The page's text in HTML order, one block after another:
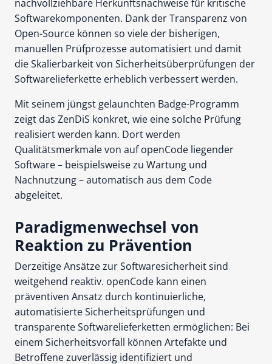
nachvollziehbare Herkunftsnachweise für kritische
Softwarekomponenten. Dank der Transparenz von
Open-Source können so viele der bisherigen,
manuellen Prüfprozesse automatisiert und damit
die Skalierbarkeit von Sicherheitsüberprüfungen der
Softwarelieferkette erheblich verbessert werden.
Mit seinem jüngst gelaunchten Badge-Programm
zeigt das ZenDiS konkret, wie eine solche Prüfung
realisiert werden kann. Dort werden
Qualitätsmerkmale von auf openCode liegender
Software – beispielsweise zu Wartung und
Nachnutzung – automatisch aus dem Code
abgeleitet.
Paradigmenwechsel von
Reaktion zu Prävention
Derzeitige Ansätze zur Softwaresicherheit sind
weitgehend reaktiv. openCode kann einen
präventiven Ansatz durch kontinuierliche,
automatisierte Sicherheitsprüfungen und
transparente Softwarelieferketten ermöglichen: Bei
einem Sicherheitsvorfall können Artefakte und
Betroffene zuverlässig identifiziert und